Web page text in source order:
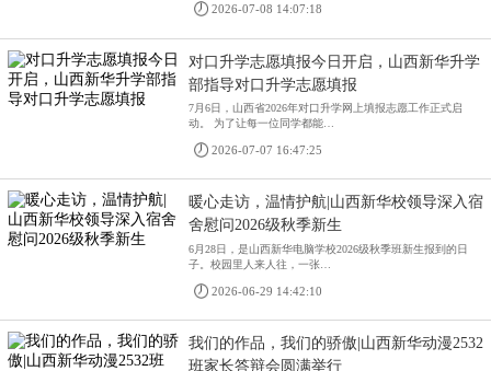
2026-07-08 14:07:18
对口升学志愿填报今日开启，山西新华升学
部指导对口升学志愿填报
7月6日，山西省2026年对口升学网上填报志愿工作正式启
动。 为了让每一位同学都能…
2026-07-07 16:47:25
暖心走访，温情护航|山西新华校领导深入宿
舍慰问2026级秋季新生
6月28日，是山西新华电脑学校2026级秋季班新生报到的日
子。校园里人来人往，一张…
2026-06-29 14:42:10
我们的作品，我们的骄傲|山西新华动漫2532
班家长答辩会圆满举行